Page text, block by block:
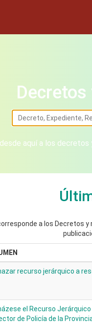
aquí a los
a los Decretos
recurso jerárquico a
el Recurso
de Policía de la